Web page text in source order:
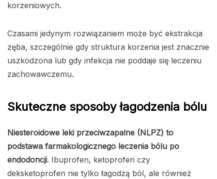
korzeniowych.
Czasami jedynym rozwiązaniem może być ekstrakcja
zęba, szczególnie gdy struktura korzenia jest znacznie
uszkodzona lub gdy infekcja nie poddaje się leczeniu
zachowawczemu.
Skuteczne sposoby łagodzenia bólu
Niesteroidowe leki przeciwzapalne (NLPZ) to
podstawa farmakologicznego leczenia bólu po
endodoncji. Ibuprofen, ketoprofen czy
deksketoprofen nie tylko łagodzą ból, ale również